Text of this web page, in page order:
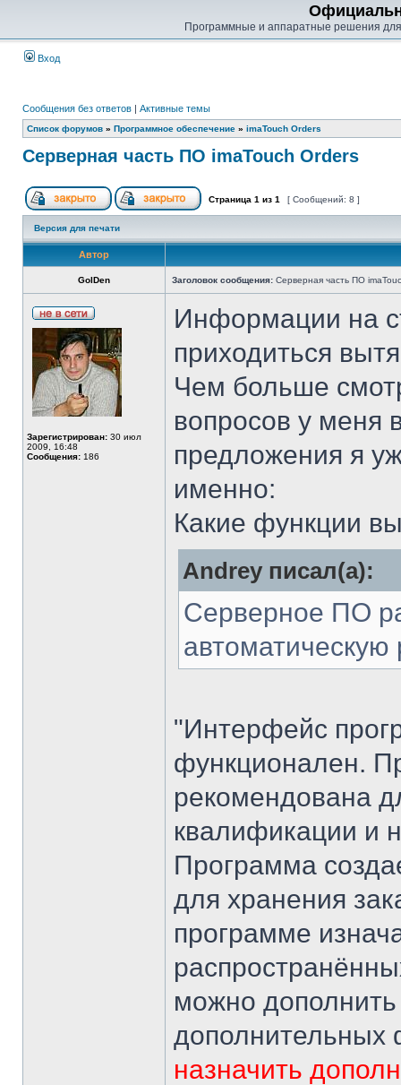
Программные и аппаратные решения
Вход
Сообщения без ответов | Активные темы
Список форумов » Программное обеспечение » imaTouch Orders
Серверная часть ПО imaTouch Orders
Страница 1 из 1 [ Сообщений: 8 ]
Версия для печати
Автор
GolDen Заголовок сообщения: Серверная часть ПО
Зарегистрирован: 30 июл
2009, 16:48
Сообщения: 186
Информации на
приходиться
Чем больше
вопросов у меня
предложения я
именно:
Какие функции
Andrey писал(а):
Серверное ПО
автоматическую
"Интерфейс
функционален.
рекомендована
квалификации и
Программа
для хранения
программе
можно
назначить